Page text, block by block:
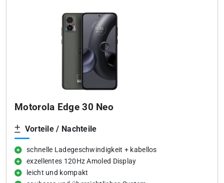
Motorola Edge 30 Neo
Vorteile / Nachteile
schnelle Ladegeschwindigkeit + kabellos
exzellentes 120Hz Amoled Display
leicht und kompakt